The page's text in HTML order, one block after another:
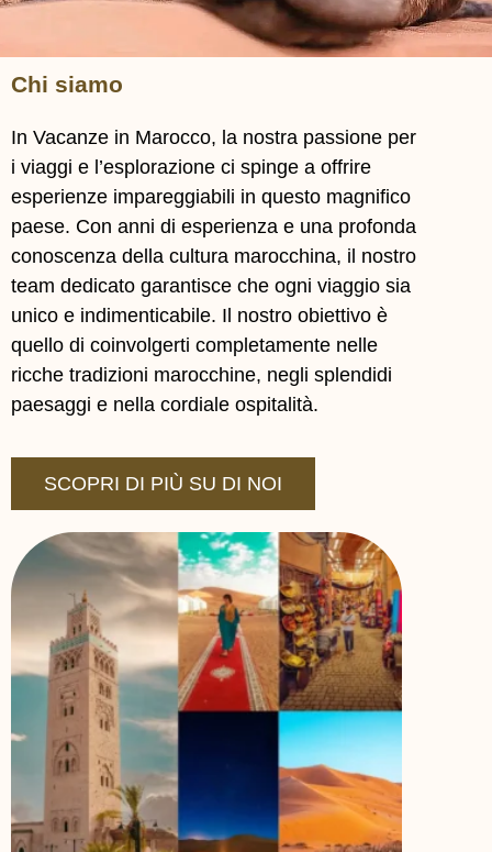
Chi siamo
In Vacanze in Marocco, la nostra passione per
i viaggi e l’esplorazione ci spinge a offrire
esperienze impareggiabili in questo magnifico
paese. Con anni di esperienza e una profonda
conoscenza della cultura marocchina, il nostro
team dedicato garantisce che ogni viaggio sia
unico e indimenticabile. Il nostro obiettivo è
quello di coinvolgerti completamente nelle
ricche tradizioni marocchine, negli splendidi
paesaggi e nella cordiale ospitalità.
SCOPRI DI PIÙ SU DI NOI